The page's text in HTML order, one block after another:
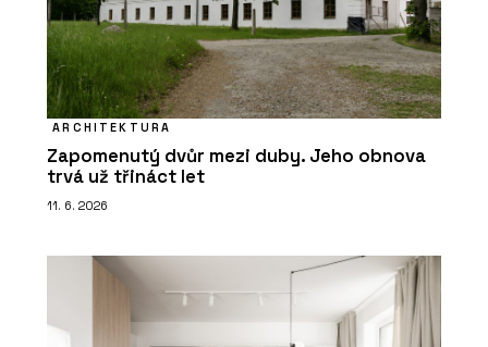
ARCHITEKTURA
Zapomenutý dvůr mezi duby. Jeho obnova
trvá už třináct let
11. 6. 2026